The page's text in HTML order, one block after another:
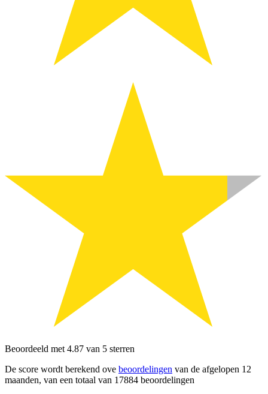
Beoordeeld met 4.87 van 5 sterren
De score wordt berekend ove beoordelingen van de afgelopen 12
maanden, van een totaal van 17884 beoordelingen